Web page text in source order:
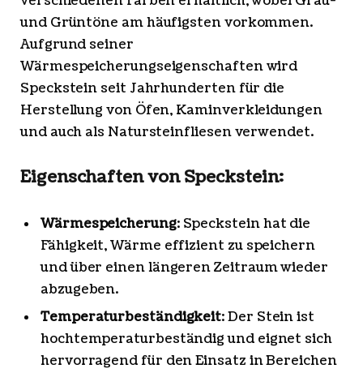
und Grüntöne am häufigsten vorkommen.
Aufgrund seiner
Wärmespeicherungseigenschaften wird
Speckstein seit Jahrhunderten für die
Herstellung von Öfen, Kaminverkleidungen
und auch als Natursteinfliesen verwendet.
Eigenschaften von Speckstein:
Wärmespeicherung: Speckstein hat die
Fähigkeit, Wärme effizient zu speichern
und über einen längeren Zeitraum wieder
abzugeben.
Temperaturbeständigkeit: Der Stein ist
hochtemperaturbeständig und eignet sich
hervorragend für den Einsatz in Bereichen